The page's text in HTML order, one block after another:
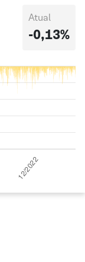
Atual
-0,13%